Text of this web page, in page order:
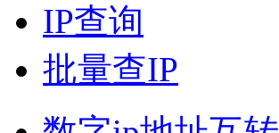
IP查询
批量查IP